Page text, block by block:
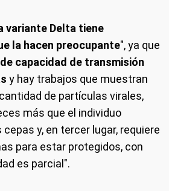
variante Delta tiene
la hacen preocupante", ya que
capacidad de transmisión
y hay trabajos que muestran
de partículas virales,
más que el individuo
y, en tercer lugar, requiere
para estar protegidos, con
es parcial".